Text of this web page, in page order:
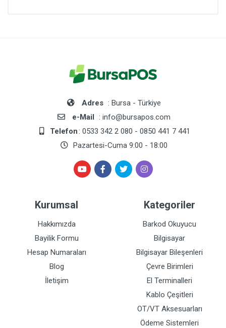
Adres : Bursa - Türkiye
e-Mail : info@bursapos.com
Telefon: 0533 342 2 080 - 0850 441 7 441
Pazartesi-Cuma 9:00 - 18:00
Kurumsal
Hakkımızda
Bayilik Formu
Hesap Numaraları
Blog
İletişim
Kategoriler
Barkod Okuyucu
Bilgisayar
Bilgisayar Bileşenleri
Çevre Birimleri
El Terminalleri
Kablo Çeşitleri
OT/VT Aksesuarları
Ödeme Sistemleri